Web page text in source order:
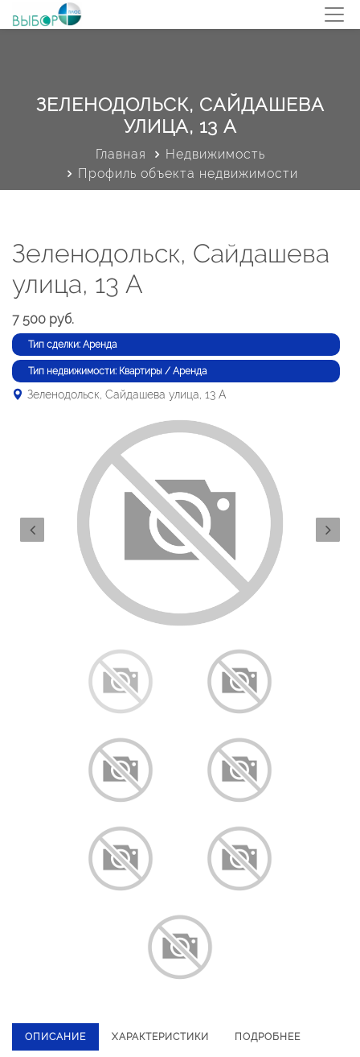
ЗЕЛЕНОДОЛЬСК, САЙДАШЕВА
УЛИЦА, 13 А
Главная
Недвижимость
Профиль объекта недвижимости
Зеленодольск, Сайдашева
улица, 13 А
7 500 руб.
Тип сделки: Аренда
Тип недвижимости: Квартиры / Аренда
Зеленодольск, Сайдашева улица, 13 А
ОПИСАНИЕ ХАРАКТЕРИСТИКИ ПОДРОБНЕЕ